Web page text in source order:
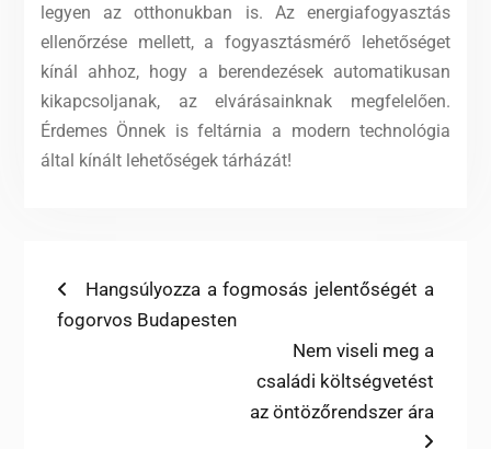
legyen az otthonukban is. Az energiafogyasztás
ellenőrzése mellett, a fogyasztásmérő lehetőséget
kínál ahhoz, hogy a berendezések automatikusan
kikapcsoljanak, az elvárásainknak megfelelően.
Érdemes Önnek is feltárnia a modern technológia
által kínált lehetőségek tárházát!
Bejegyzés
navigáció
Previous
post:
Hangsúlyozza a fogmosás jelentőségét a
fogorvos Budapesten
Next
post:
Nem viseli meg a
családi költségvetést
az öntözőrendszer ára